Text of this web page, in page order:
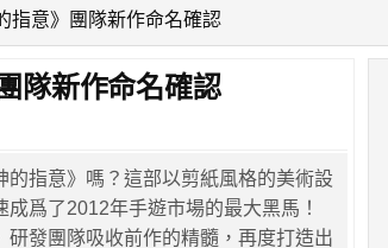
指意》團隊新作命名確認
隊新作命名確認
指意》嗎？這部以剪紙風格的美術設
爲了2012年手遊市場的最大黑馬！
研發團隊吸收前作的精髓，再度打造出